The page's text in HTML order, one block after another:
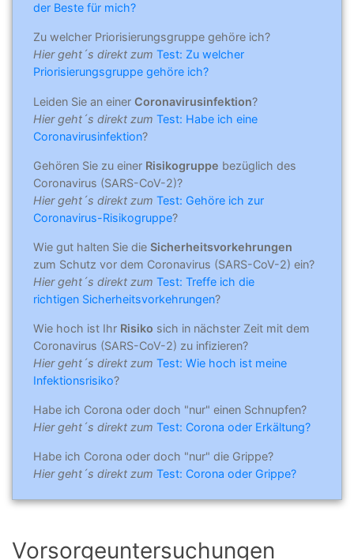
der Beste für mich?
Zu welcher Priorisierungsgruppe gehöre ich?
Hier geht´s direkt zum Test: Zu welcher
Priorisierungsgruppe gehöre ich?
Leiden Sie an einer Coronavirusinfektion?
Hier geht´s direkt zum Test: Habe ich eine
Coronavirusinfektion?
Gehören Sie zu einer Risikogruppe bezüglich des
Coronavirus (SARS-CoV-2)?
Hier geht´s direkt zum Test: Gehöre ich zur
Coronavirus-Risikogruppe?
Wie gut halten Sie die Sicherheitsvorkehrungen
zum Schutz vor dem Coronavirus (SARS-CoV-2) ein?
Hier geht´s direkt zum Test: Treffe ich die
richtigen Sicherheitsvorkehrungen?
Wie hoch ist Ihr Risiko sich in nächster Zeit mit dem
Coronavirus (SARS-CoV-2) zu infizieren?
Hier geht´s direkt zum Test: Wie hoch ist meine
Infektionsrisiko?
Habe ich Corona oder doch "nur" einen Schnupfen?
Hier geht´s direkt zum Test: Corona oder Erkältung?
Habe ich Corona oder doch "nur" die Grippe?
Hier geht´s direkt zum Test: Corona oder Grippe?
Vorsorgeuntersuchungen